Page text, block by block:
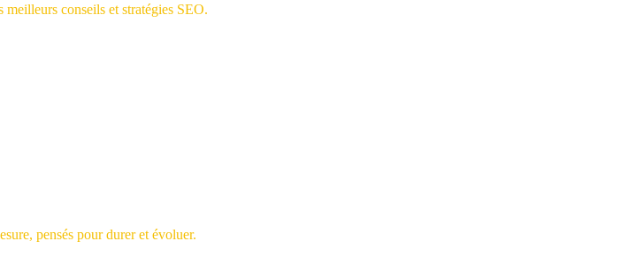
conseils et stratégies SEO.
pensés pour durer et évoluer.